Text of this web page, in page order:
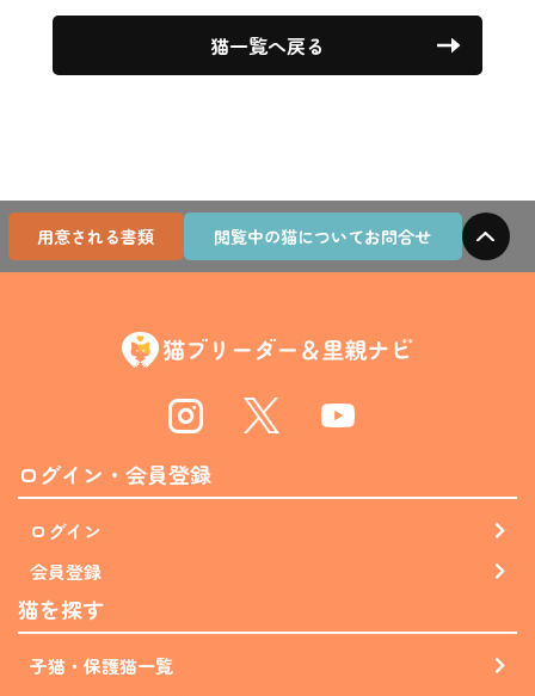
猫一覧へ戻る
用意される書類 閲覧中の猫についてお問合せ
Instagram Twitter Youtube
ログイン・会員登録
ログイン
会員登録
猫を探す
子猫・保護猫一覧